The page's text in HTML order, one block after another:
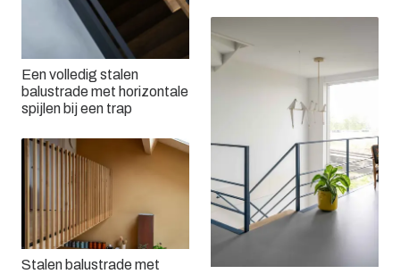
Een volledig stalen
balustrade met horizontale
spijlen bij een trap
Stalen balustrade met